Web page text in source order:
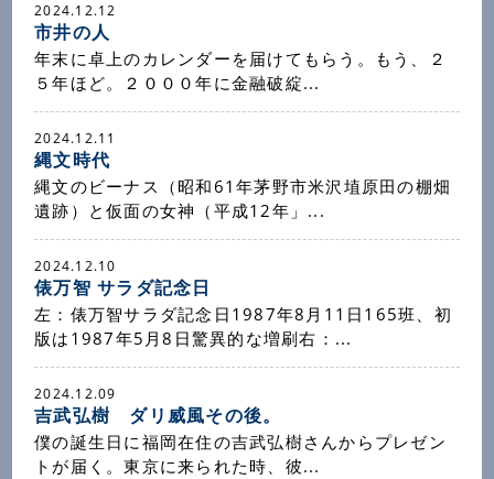
2024.12.12
市井の人
年末に卓上のカレンダーを届けてもらう。もう、２
５年ほど。２０００年に金融破綻...
2024.12.11
縄文時代
縄文のビーナス（昭和61年茅野市米沢埴原田の棚畑
遺跡）と仮面の女神（平成12年」...
2024.12.10
俵万智 サラダ記念日
左：俵万智サラダ記念日1987年8月11日165班、初
版は1987年5月8日驚異的な増刷右：...
2024.12.09
吉武弘樹 ダリ威風その後。
僕の誕生日に福岡在住の吉武弘樹さんからプレゼン
トが届く。東京に来られた時、彼...